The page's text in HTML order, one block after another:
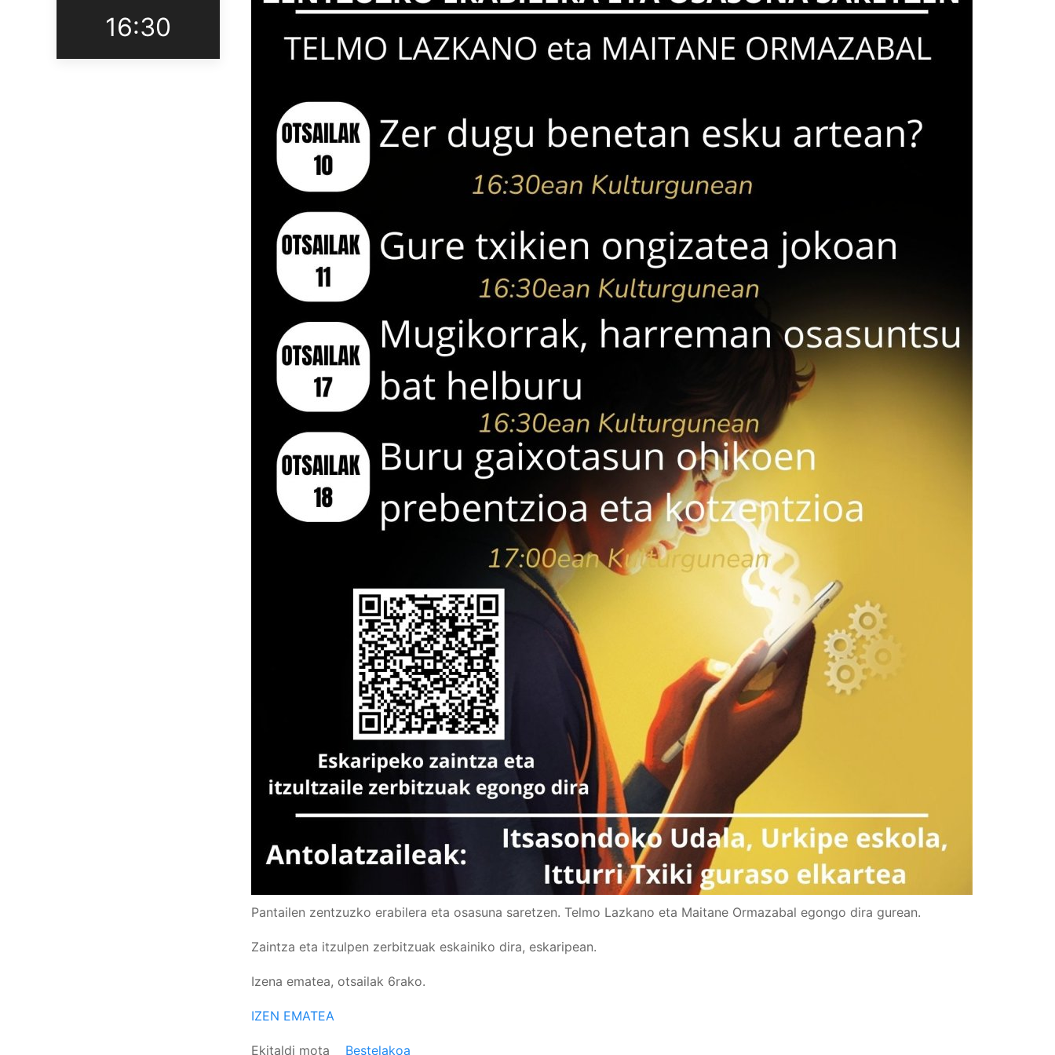
16:30
Pantailen zentzuzko erabilera eta osasuna saretzen. Telmo Lazkano eta Maitane Ormazabal egongo dira gurean.
Zaintza eta itzulpen zerbitzuak eskainiko dira, eskaripean.
Izena ematea, otsailak 6rako.
IZEN EMATEA
Ekitaldi mota Bestelakoa